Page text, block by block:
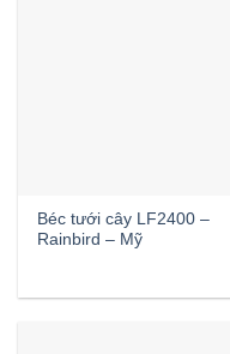
Béc tưới cây LF2400 –
Rainbird – Mỹ